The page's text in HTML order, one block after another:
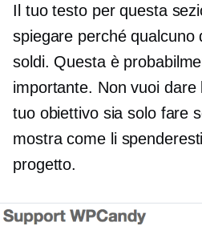
Il tuo testo per questa
spiegare perché qualcuno
soldi. Questa è
importante. Non vuoi dare
tuo obiettivo sia solo fare
mostra come li
progetto.